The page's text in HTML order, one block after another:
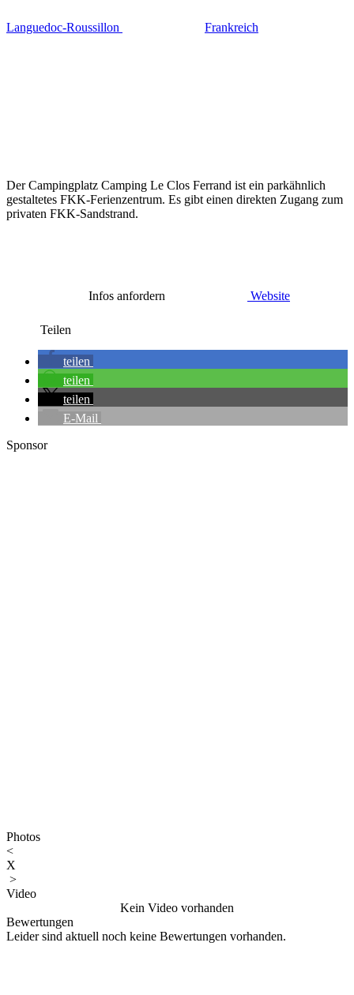
Languedoc-Roussillon Frankreich
Der Campingplatz Camping Le Clos Ferrand ist ein parkähnlich
gestaltetes FKK-Ferienzentrum. Es gibt einen direkten Zugang zum
privaten FKK-Sandstrand.
Infos anfordern Website
Teilen
teilen
teilen
teilen
E-Mail
Sponsor
Photos
<
X
>
Video
Kein Video vorhanden
Bewertungen
Leider sind aktuell noch keine Bewertungen vorhanden.